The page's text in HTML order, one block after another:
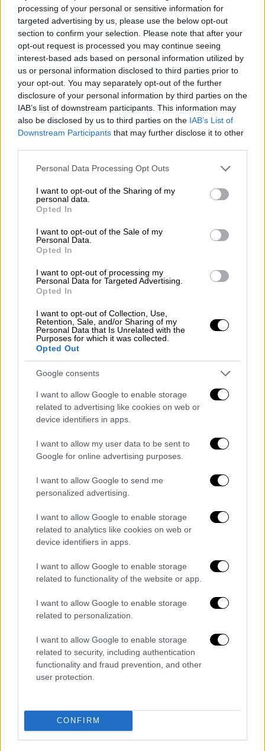
processing of your personal or sensitive information for
targeted advertising by us, please use the below opt-out
section to confirm your selection. Please note that after your
opt-out request is processed you may continue seeing
interest-based ads based on personal information utilized by
us or personal information disclosed to third parties prior to
your opt-out. You may separately opt-out of the further
disclosure of your personal information by third parties on the
IAB’s list of downstream participants. This information may
also be disclosed by us to third parties on the IAB’s List of
Downstream Participants that may further disclose it to other
Please note that this website/app uses one or more Google
not limited to your visit or usage behaviour. You may click to
grant or deny consent to Google and its third-party tags to
use your data for below specified purposes in below Google
consent section.
Personal Data Processing Opt Outs
I want to opt-out of the Sharing of my
personal data.
Opted In
I want to opt-out of the Sale of my
Personal Data.
Opted In
I want to opt-out of processing my
Personal Data for Targeted Advertising.
Opted In
I want to opt-out of Collection, Use,
Retention, Sale, and/or Sharing of my
Personal Data that Is Unrelated with the
Purposes for which it was collected.
Opted Out
Google consents
I want to allow Google to enable storage
related to advertising like cookies on web or
device identifiers in apps.
I want to allow my user data to be sent to
Google for online advertising purposes.
I want to allow Google to send me
personalized advertising.
I want to allow Google to enable storage
related to analytics like cookies on web or
device identifiers in apps.
I want to allow Google to enable storage
related to functionality of the website or app.
I want to allow Google to enable storage
related to personalization.
I want to allow Google to enable storage
related to security, including authentication
functionality and fraud prevention, and other
user protection.
CONFIRM
Τουλάχιστον σε 20 προσαγωγές προχώρησε
η ΕΛΑΣ εκ των οποίων οι 10 μετατράπηκαν
σε συλλήψεις.
ΔΙΑΒΑΣΤΕ ΕΠΙΣΗΣ
Ελλάδα|07.10.2024 22:33
Μικροεπεισόδια στην πορεία
αλληλεγγύης για την Παλαιστίνη και
τον Λίβανο: Είκοσι προσαγωγές
Χτύπαγαν αδιακρίτως
Ενδεικτικό είναι ένα βίντεο του
copwatch.gr
που κάνει τον γύρο του διαδικτύου, στο
χτυπάει μια γυναίκα. Ενώ ένας συνάδελφός
του τον συγκρατεί, ένας τρίτος χτυπάει
πολίτες με ασπίδα και κλωτσάει έναν
διαμαρτυρόμενο. Μέσα σε λίγα
δευτερόλεπτα, ένας άλλος ψεκάζει με
χημικά τον κόσμο.
Υπάρχουν και άλλα βίντεο που κυκλοφορούν
στα μέσα κοινωνικής δικτύωσης
και τα
οποία δείχνουν άνδρες των ΜΑΤ να χτυπούν
και να ρίχνουν χημικά αδιακρίτως.
View this post on Instagram